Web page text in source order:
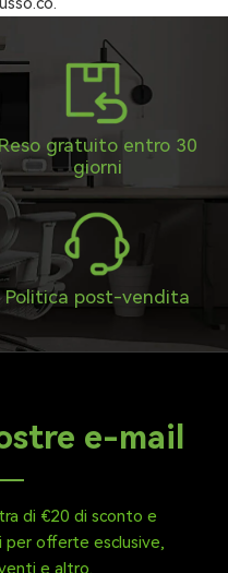
gratuito entro 30
giorni
Politica post-vendita
e-mail
di €20 di sconto e
offerte esclusive,
e altro.